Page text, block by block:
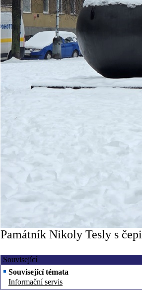
Památník Nikoly Tesly s
Související
Související témata
Informační servis